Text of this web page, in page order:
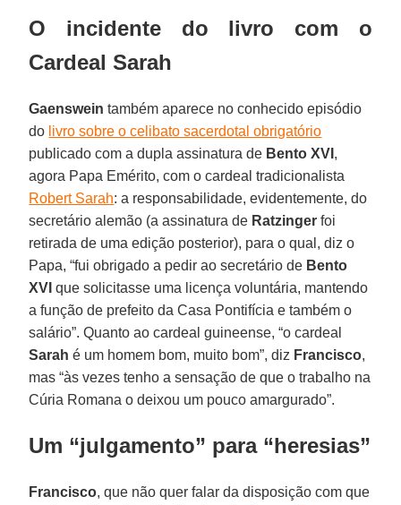
O incidente do livro com o
Cardeal Sarah
Gaenswein também aparece no conhecido episódio
do livro sobre o celibato sacerdotal obrigatório
publicado com a dupla assinatura de Bento XVI ,
agora Papa Emérito, com o cardeal tradicionalista
Robert Sarah: a responsabilidade, evidentemente, do
secretário alemão (a assinatura de Ratzinger foi
retirada de uma edição posterior), para o qual, diz o
Papa, “fui obrigado a pedir ao secretário de Bento
XVI que solicitasse uma licença voluntária, mantendo
a função de prefeito da Casa Pontifícia e também o
salário”. Quanto ao cardeal guineense, “o cardeal
Sarah é um homem bom, muito bom”, diz Francisco,
mas “às vezes tenho a sensação de que o trabalho na
Cúria Romana o deixou um pouco amargurado”.
Um “julgamento” para “heresias”
Francisco, que não quer falar da disposição com que